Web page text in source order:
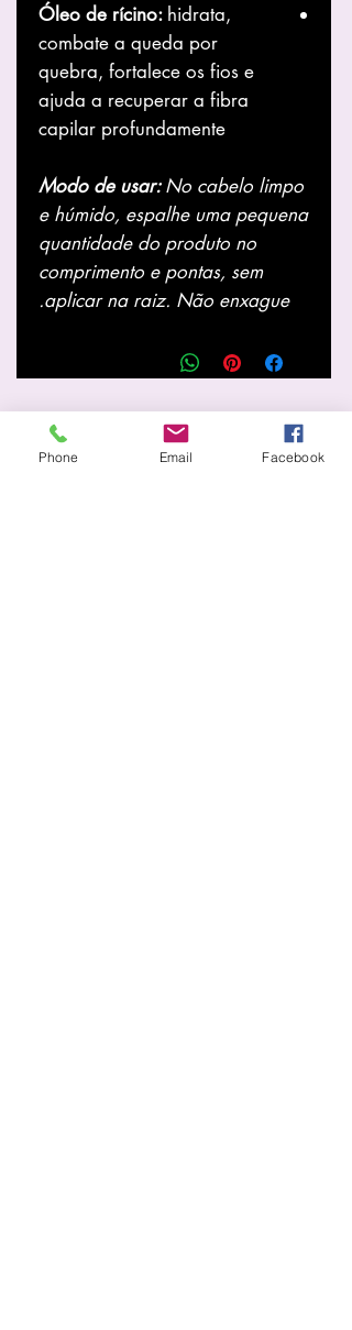
Óleo de rícino: hidrata,
combate a queda por
quebra, fortalece os fios e
ajuda a recuperar a fibra
capilar profundamente
Modo de usar:No cabelo limpo
e húmido, espalhe uma pequena
quantidade do produto no
comprimento e pontas, sem
aplicar na raiz. Não enxague.
تعرف أكثر
معلومات عنا
Phone Email Facebook